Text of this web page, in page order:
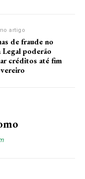
artigo
de fraude no
poderão
créditos até fim